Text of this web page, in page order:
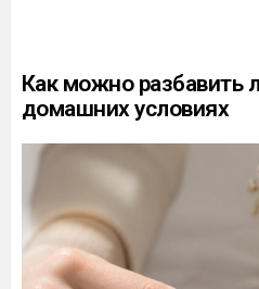
Как можно разбавить
домашних условиях